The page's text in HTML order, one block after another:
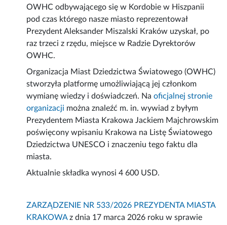
OWHC odbywającego się w Kordobie w Hiszpanii
pod czas którego nasze miasto reprezentował
Prezydent Aleksander Miszalski Kraków uzyskał, po
raz trzeci z rzędu, miejsce w Radzie Dyrektorów
OWHC.
Organizacja Miast Dziedzictwa Światowego (OWHC)
stworzyła platformę umożliwiającą jej członkom
wymianę wiedzy i doświadczeń. Naoficjalnej stronie
organizacji można znaleźć m. in. wywiad z byłym
Prezydentem Miasta Krakowa Jackiem Majchrowskim
poświęcony wpisaniu Krakowa na Listę Światowego
Dziedzictwa UNESCO i znaczeniu tego faktu dla
miasta.
Aktualnie składka wynosi 4 600 USD.
ZARZĄDZENIE NR 533/2026 PREZYDENTA MIASTA
KRAKOWAz dnia 17 marca 2026 roku w sprawie